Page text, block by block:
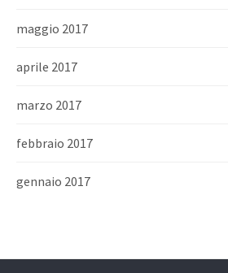
maggio 2017
aprile 2017
marzo 2017
febbraio 2017
gennaio 2017